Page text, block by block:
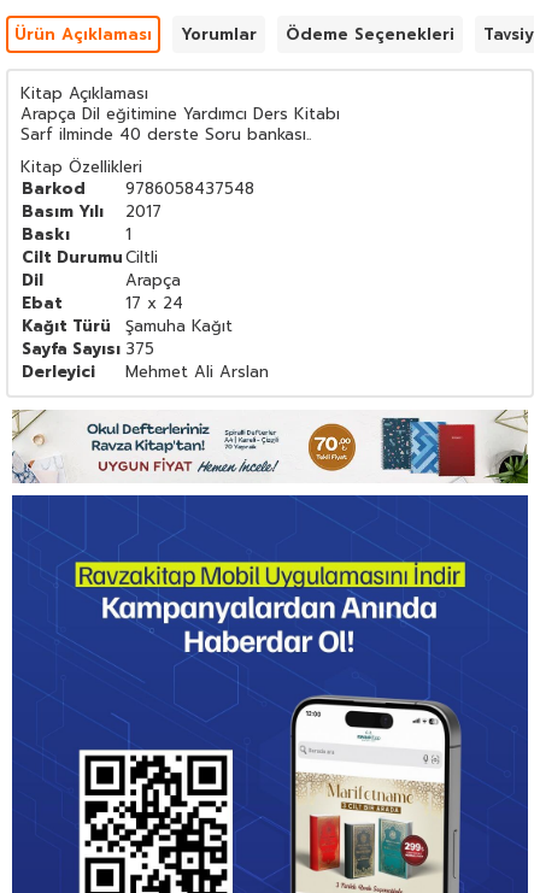
Ürün Açıklaması Yorumlar Ödeme Seçenekleri
Kitap Açıklaması
Arapça Dil eğitimine Yardımcı Ders Kitabı
Sarf ilminde 40 derste Soru bankası..
Kitap Özellikleri
Barkod
9786058437548
Basım Yılı
2017
Baskı
1
Cilt DurumuCiltli
Dil
Arapça
Ebat
17 x 24
Kağıt Türü
Şamuha Kağıt
Sayfa Sayısı 375
Derleyici
Mehmet Ali Arslan